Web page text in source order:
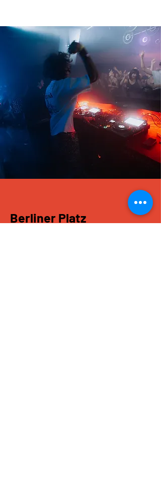
Berliner Platz